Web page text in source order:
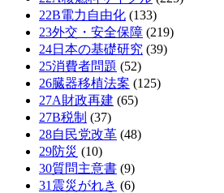
22B電力自由化 (133)
23外交・安全保障 (219)
24日本の基礎研究 (39)
25消費者問題 (52)
26臓器移植法案 (125)
27A財政再建 (65)
27B税制 (37)
28自民党改革 (48)
29防災 (10)
30質問主意書 (9)
31震災がれき (6)